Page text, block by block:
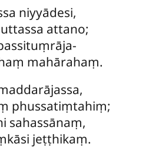
niyyādesi,
attano;
mahārahaṃ.
phussatiṃtahiṃ;
sahassānaṃ,
jeṭṭhikaṃ.